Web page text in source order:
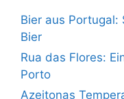
Bier aus
Bier
Rua das Flores:
Porto
Azeitonas